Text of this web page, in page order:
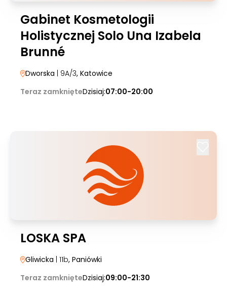
Gabinet Kosmetologii
Holistycznej Solo Una Izabela
Brunné
Dworska | 9A/3, Katowice
Teraz zamknięteDzisiaj:07:00-20:00
LOSKA SPA
Gliwicka | 11b, Paniówki
Teraz zamknięteDzisiaj:09:00-21:30